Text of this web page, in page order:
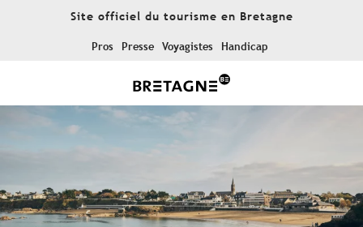
Site officiel du tourisme en Bretagne
Pros Presse Voyagistes Handicap